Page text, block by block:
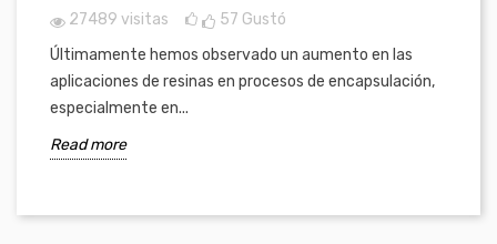
27489 visitas 57 Gustó
Últimamente hemos observado un aumento en las
aplicaciones de resinas en procesos de encapsulación,
especialmente en...
Read more